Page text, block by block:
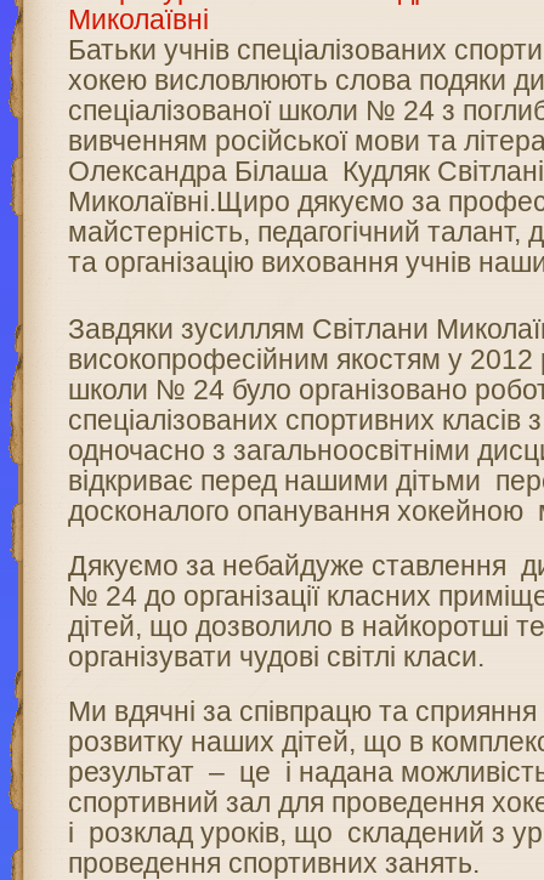
Батьки учнів спеціалізованих
хокею висловлюють слова подяки
спеціалізованої школи № 24 з
вивченням російської мови та
Олександра Білаша Кудляк Світлані
Миколаївні.Щиро дякуємо за
майстерність, педагогічний
та організацію виховання учнів
Завдяки зусиллям Світлани
високопрофесійним якостям у 2012
школи № 24 було організовано
спеціалізованих спортивних
одночасно з загальноосвітніми
відкриває перед нашими дітьми
досконалого опанування хокейною
Дякуємо за небайдуже ставлення
№ 24 до організації класних
дітей, що дозволило в найкоротші
організувати чудові світлі класи.
Ми вдячні за співпрацю та
розвитку наших дітей, що в
результат – це і надана
спортивний зал для проведення
і розклад уроків, що складений з
проведення спортивних занять.